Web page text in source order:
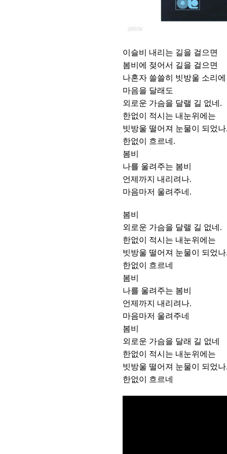
이슬비 내리는 길을 걸으면
봄비에 젖어서 길을 걸으면
나혼자 쓸쓸히 빗방울 소리에
마음을 달래도
외로운 가슴을 달랠 길 없네.
한없이 적시는 내눈위에는
빗방울 떨어져 눈물이 되었
한없이 흐르네.
봄비
나를 울려주는 봄비
언제까지 내리려나.
마음마저 울려주네.
봄비
외로운 가슴을 달랠 길 없네.
한없이 적시는 내눈위에는
빗방울 떨어져 눈물이 되었
한없이 흐르네
봄비
나를 울려주는 봄비
언제까지 내리려나.
마음마저 울려주네
봄비
외로운 가슴을 달래 길 없네
한없이 적시는 내눈위에는
빗방울 떨어져 눈물이 되었
한없이 흐르네